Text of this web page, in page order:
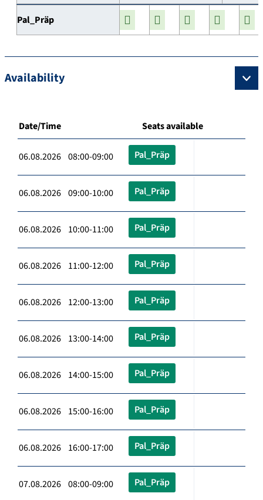
Pal_Präp
Availability
Date/Time Seats available
06.08.2026 08:00-09:00 Pal_Präp
06.08.2026 09:00-10:00 Pal_Präp
06.08.2026 10:00-11:00 Pal_Präp
06.08.2026 11:00-12:00 Pal_Präp
06.08.2026 12:00-13:00 Pal_Präp
06.08.2026 13:00-14:00 Pal_Präp
06.08.2026 14:00-15:00 Pal_Präp
06.08.2026 15:00-16:00 Pal_Präp
06.08.2026 16:00-17:00 Pal_Präp
07.08.2026 08:00-09:00 Pal_Präp